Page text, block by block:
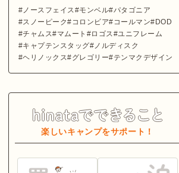
ノースフェイス モンベル パタゴニア
スノーピーク
コロンビア コールマン
DOD
チャムス
マムート ロゴス
ユニフレーム
キャプテンスタッグ
ノルディスク
ヘリノックス
グレゴリー テンマクデザイン
楽しいキャンプをサポート！